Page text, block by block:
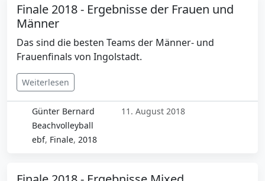
Finale 2018 - Ergebnisse der Frauen und
Männer
Das sind die besten Teams der Männer- und
Frauenfinals von Ingolstadt.
Weiterlesen
Günter Bernard
11. August 2018
Beachvolleyball
ebf, Finale, 2018